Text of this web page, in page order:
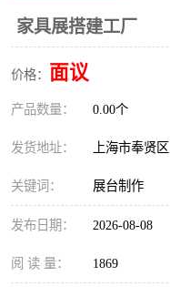
家具展搭建工厂
价格： 面议
产品数量： 0.00个
发货地址： 上海市奉贤区
关键词： 展台制作
发布日期： 2026-08-08
阅 读 量： 1869